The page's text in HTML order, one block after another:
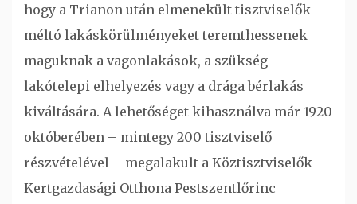
hogy a Trianon után elmenekült tisztviselők
méltó lakáskörülményeket teremthessenek
maguknak a vagonlakások, a szükség-
lakótelepi elhelyezés vagy a drága bérlakás
kiváltására. A lehetőséget kihasználva már 1920
októberében – mintegy 200 tisztviselő
részvételével – megalakult a Köztisztviselők
Kertgazdasági Otthona Pestszentlőrinc